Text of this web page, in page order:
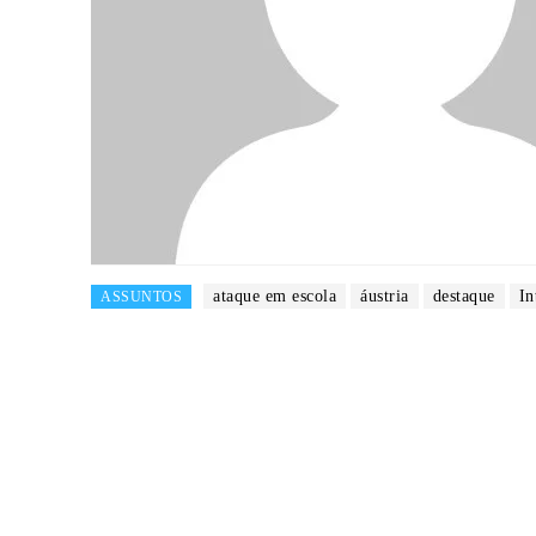
ASSUNTOS ataque em escola áustria destaque